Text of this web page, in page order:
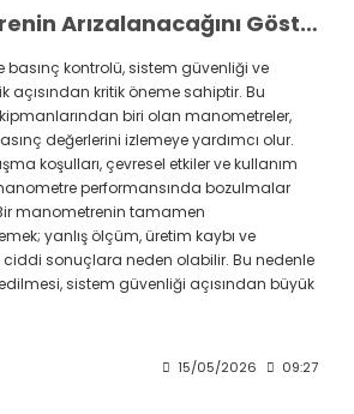
Bir Manometrenin Arızalanacağını Gösteren İlk İşaretler
basınç kontrolü, sistem güvenliği ve
açısından kritik öneme sahiptir. Bu
biri olan manometreler,
değerlerini izlemeye yardımcı olur.
koşulları, çevresel etkiler ve kullanım
performansında bozulmalar
manometrenin tamamen
yanlış ölçüm, üretim kaybı ve
sonuçlara neden olabilir. Bu nedenle
sistem güvenliği açısından büyük
15/05/2026 09:27